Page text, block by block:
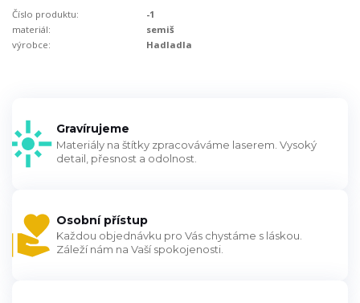
Číslo produktu:
-1
materiál:
semiš
výrobce:
Hadladla
Gravírujeme
Materiály na štítky zpracováváme laserem. Vysoký
detail, přesnost a odolnost.
Osobní přístup
Každou objednávku pro Vás chystáme s láskou.
Záleží nám na Vaší spokojenosti.